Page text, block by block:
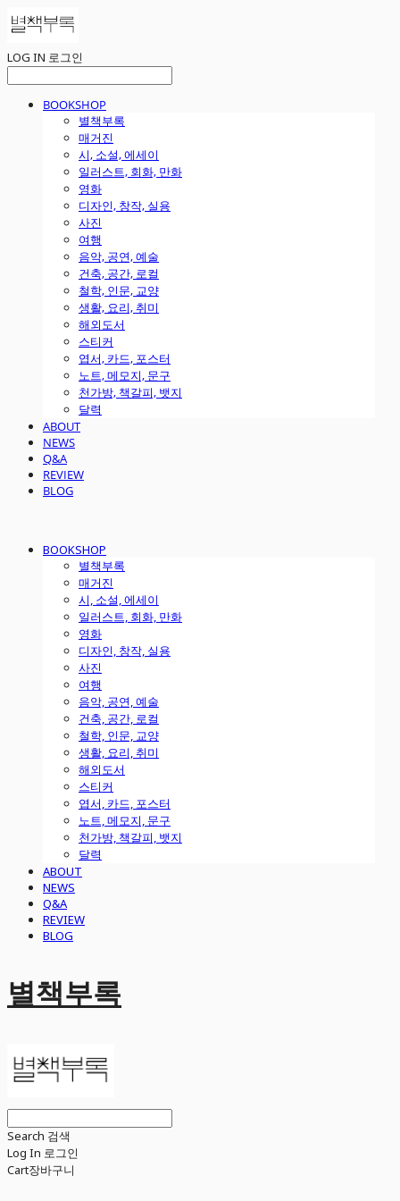
LOG IN 로그인
BOOKSHOP
별책부록
매거진
시, 소설, 에세이
일러스트, 회화, 만화
영화
디자인, 창작, 실용
사진
여행
음악, 공연, 예술
건축, 공간, 로컬
철학, 인문, 교양
생활, 요리, 취미
해외도서
스티커
엽서, 카드, 포스터
노트, 메모지, 문구
천가방, 책갈피, 뱃지
달력
ABOUT
NEWS
Q&A
REVIEW
BLOG
BOOKSHOP
별책부록
매거진
시, 소설, 에세이
일러스트, 회화, 만화
영화
디자인, 창작, 실용
사진
여행
음악, 공연, 예술
건축, 공간, 로컬
철학, 인문, 교양
생활, 요리, 취미
해외도서
스티커
엽서, 카드, 포스터
노트, 메모지, 문구
천가방, 책갈피, 뱃지
달력
ABOUT
NEWS
Q&A
REVIEW
BLOG
별책부록
Search 검색
Log In 로그인
Cart장바구니